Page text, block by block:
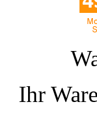
Ihr